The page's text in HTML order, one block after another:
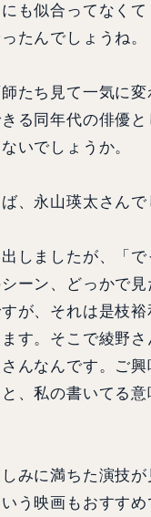
も似合ってなく
たんでしょうね。
たち見て一気に変
る同年代の俳優
いでしょうか。
、永山瑛太さんで
しましたが、「で
ーン、どっかで見
が、それは是枝裕
す。そこで綾野
んなんです。ご
、私の書いてる
みに満ちた演技が
う映画もおすすめ